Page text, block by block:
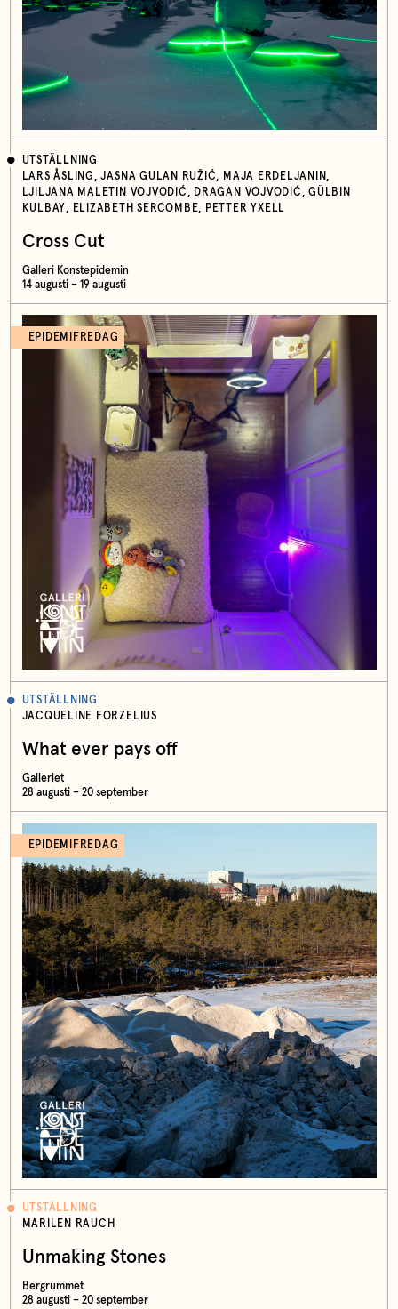
UTSTÄLLNING
LARS ÅSLING, JASNA GULAN RUŽIĆ, MAJA ERDELJANIN,
LJILJANA MALETIN VOJVODIĆ, DRAGAN VOJVODIĆ, GÜLBIN
KULBAY, ELIZABETH SERCOMBE, PETTER YXELL
Cross Cut
Galleri Konstepidemin
14 augusti – 19 augusti
EPIDEMIFREDAG
UTSTÄLLNING
JACQUELINE FORZELIUS
What ever pays off
Galleriet
28 augusti – 20 september
EPIDEMIFREDAG
UTSTÄLLNING
MARILEN RAUCH
Unmaking Stones
Bergrummet
28 augusti – 20 september